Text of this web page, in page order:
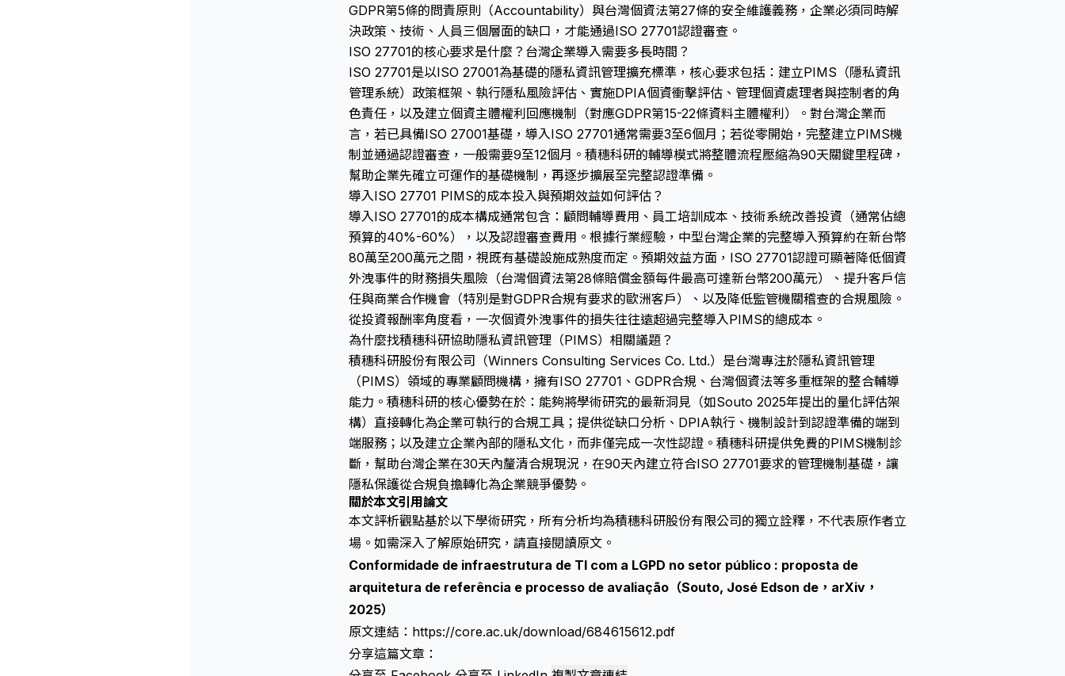
GDPR第5條的問責原則（Accountability）與台灣個資法第27條的安全維護義務，企業必須同時解
決政策、技術、人員三個層面的缺口，才能通過ISO 27701認證審查。
ISO 27701的核心要求是什麼？台灣企業導入需要多長時間？
ISO 27701是以ISO 27001為基礎的隱私資訊管理擴充標準，核心要求包括：建立PIMS（隱私資訊
管理系統）政策框架、執行隱私風險評估、實施DPIA個資衝擊評估、管理個資處理者與控制者的角
色責任，以及建立個資主體權利回應機制（對應GDPR第15-22條資料主體權利）。對台灣企業而
言，若已具備ISO 27001基礎，導入ISO 27701通常需要3至6個月；若從零開始，完整建立PIMS機
制並通過認證審查，一般需要9至12個月。積穗科研的輔導模式將整體流程壓縮為90天關鍵里程碑，
幫助企業先確立可運作的基礎機制，再逐步擴展至完整認證準備。
導入ISO 27701 PIMS的成本投入與預期效益如何評估？
導入ISO 27701的成本構成通常包含：顧問輔導費用、員工培訓成本、技術系統改善投資（通常佔總
預算的40%-60%），以及認證審查費用。根據行業經驗，中型台灣企業的完整導入預算約在新台幣
80萬至200萬元之間，視既有基礎設施成熟度而定。預期效益方面，ISO 27701認證可顯著降低個資
外洩事件的財務損失風險（台灣個資法第28條賠償金額每件最高可達新台幣200萬元）、提升客戶信
任與商業合作機會（特別是對GDPR合規有要求的歐洲客戶）、以及降低監管機關稽查的合規風險。
從投資報酬率角度看，一次個資外洩事件的損失往往遠超過完整導入PIMS的總成本。
為什麼找積穗科研協助隱私資訊管理（PIMS）相關議題？
積穗科研股份有限公司（Winners Consulting Services Co. Ltd.）是台灣專注於隱私資訊管理
（PIMS）領域的專業顧問機構，擁有ISO 27701、GDPR合規、台灣個資法等多重框架的整合輔導
能力。積穗科研的核心優勢在於：能夠將學術研究的最新洞見（如Souto 2025年提出的量化評估架
構）直接轉化為企業可執行的合規工具；提供從缺口分析、DPIA執行、機制設計到認證準備的端到
端服務；以及建立企業內部的隱私文化，而非僅完成一次性認證。積穗科研提供免費的PIMS機制診
斷，幫助台灣企業在30天內釐清合規現況，在90天內建立符合ISO 27701要求的管理機制基礎，讓
隱私保護從合規負擔轉化為企業競爭優勢。
關於本文引用論文
本文評析觀點基於以下學術研究，所有分析均為積穗科研股份有限公司的獨立詮釋，不代表原作者立
場。如需深入了解原始研究，請直接閱讀原文。
Conformidade de infraestrutura de TI com a LGPD no setor público : proposta de
arquitetura de referência e processo de avaliação（Souto, José Edson de，arXiv，
2025）
原文連結： https://core.ac.uk/download/684615612.pdf
分享這篇文章：